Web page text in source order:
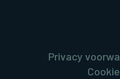
Privacy